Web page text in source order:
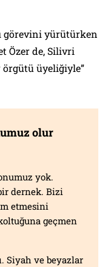
görevini yürütürken
Özer de, Silivri
örgütü üyeliğiyle”
olur
yok.
dernek. Bizi
etmesini
geçmen
Siyah ve beyazlar